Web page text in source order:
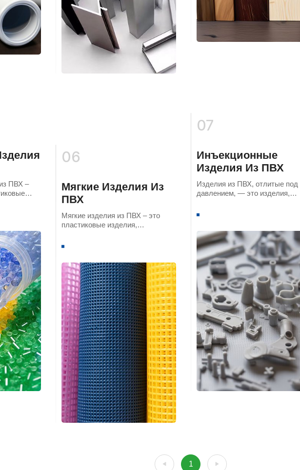
ПВХ –
06
Мягкие Изделия Из
ПВХ
Мягкие изделия из ПВХ – это
пластиковые изделия,
качестве основного сырья.
07
Инъекционные
Изделия Из ПВХ
Изделия из ПВХ, отлитые под
давлением, — это изделия,
частиц ПВХ-пластика при
последующего впрыскивания
в форму.
1